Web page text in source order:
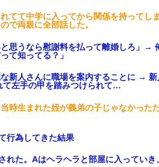
てて中学に入ってから関係を持ってし
で両親に全部話した。
思うなら慰謝料を払って離婚しろ」→
て知ってる？」
な新人さんに職場を案内することに →
て左手の甲を踏みつけられて…
時生まれた姪が義弟の子じゃなかった
行為してきた結果
れた。Aはヘラヘラと部屋に入ってい